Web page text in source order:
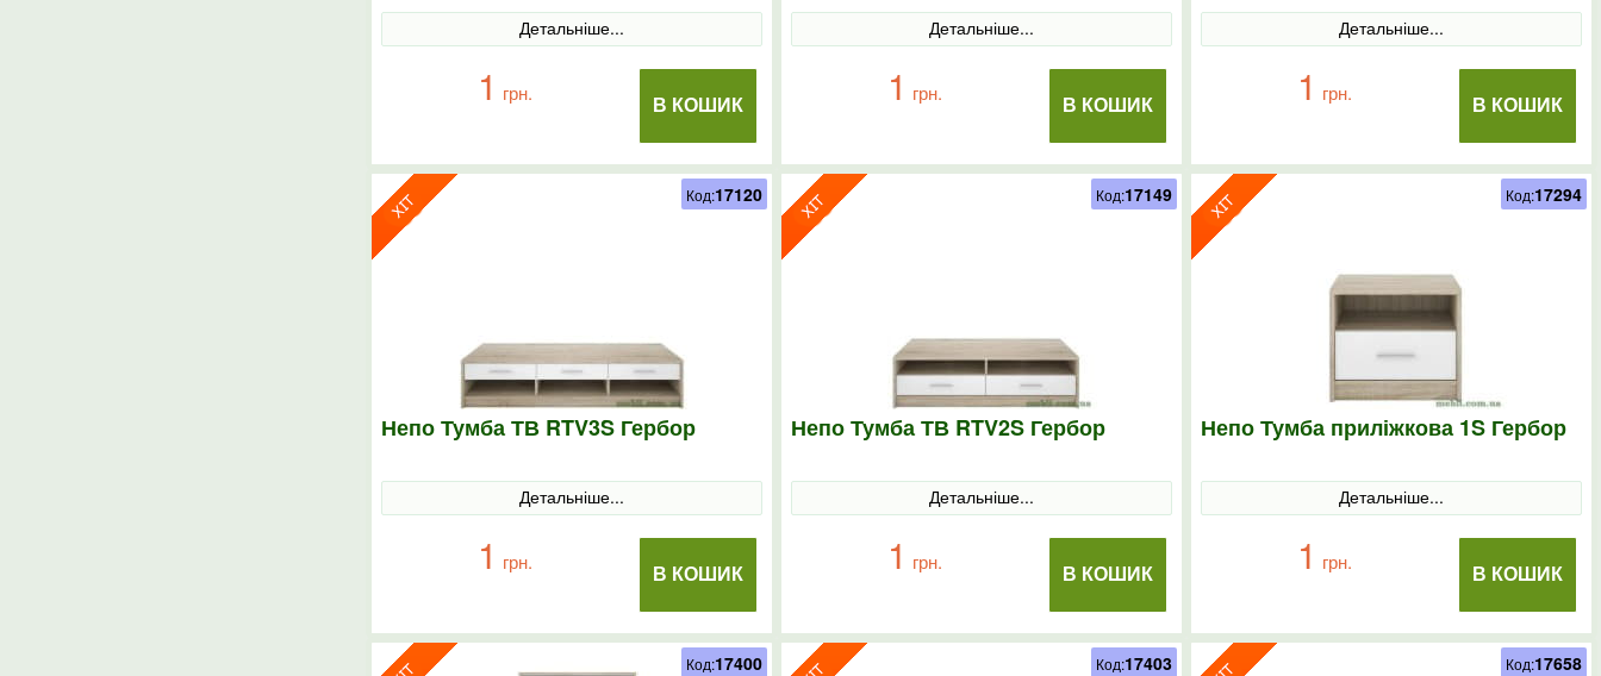
Детальніше...
В КОШИК
1 грн.
Детальніше...
В КОШИК
1 грн.
Детальніше...
В КОШИК
1 грн.
Непо Тумба ТВ RTV3S Гербор
Детальніше...
В КОШИК
1 грн.
Код:17120
Непо Тумба ТВ RTV2S Гербор
Детальніше...
В КОШИК
1 грн.
Код:17149
Непо Тумба приліжкова 1S Гербор
Детальніше...
В КОШИК
1 грн.
Код:17294
Код:17400 Код:17403 Код:17658